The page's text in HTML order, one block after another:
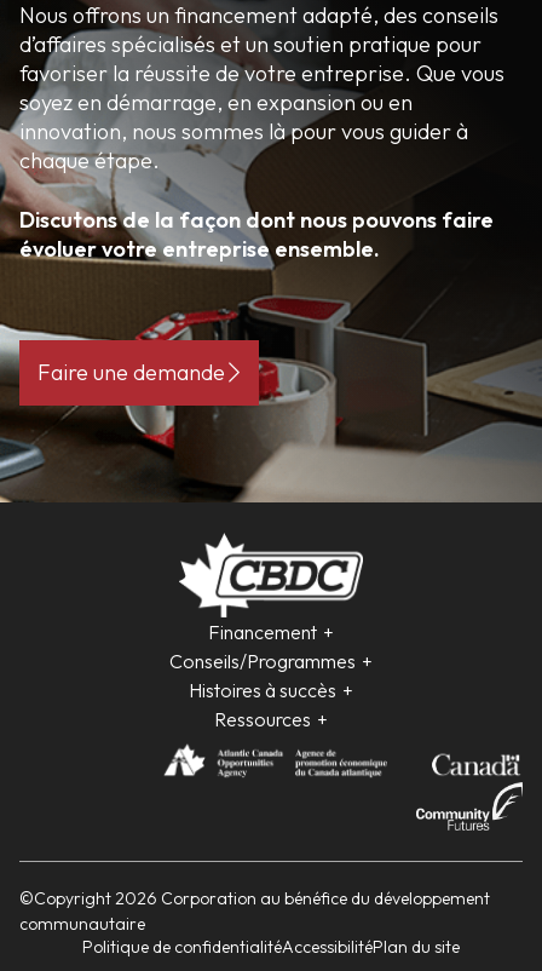
Nous offrons un financement adapté, des conseils
d’affaires spécialisés et un soutien pratique pour
favoriser la réussite de votre entreprise. Que vous
soyez en démarrage, en expansion ou en
innovation, nous sommes là pour vous guider à
chaque étape.
Discutons de la façon dont nous pouvons faire
évoluer votre entreprise ensemble.
Faire une demande
Financement
Conseils/Programmes
Histoires à succès
Ressources
©Copyright 2026 Corporation au bénéfice du développement
communautaire
Politique de confidentialitéAccessibilitéPlan du site